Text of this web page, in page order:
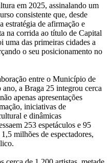
em 2025, assinalando um
consistente que, desde
estratégia de afirmação e
na corrida ao título de Capital
das primeiras cidades a
o seu posicionamento no
entre o Município de
a Braga 25 integrou cerca
apenas apresentações
iniciativas de
e dinâmicas
253 espetáculos e 95
milhões de espectadores,